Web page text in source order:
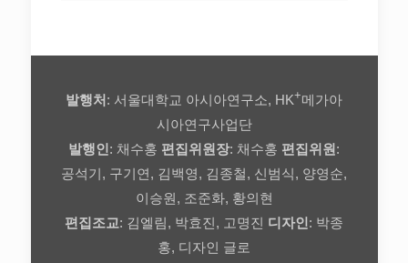
발행처 : 서울대학교 아시아연구소, HK+메가아
시아연구사업단
발행인 : 채수홍 편집위원장: 채수홍 편집위원 :
공석기, 구기연, 김백영, 김종철, 신범식, 양영순,
이승원, 조준화, 황의현
편집조교: 김엘림, 박효진, 고명진 디자인 : 박종
홍, 디자인 글로